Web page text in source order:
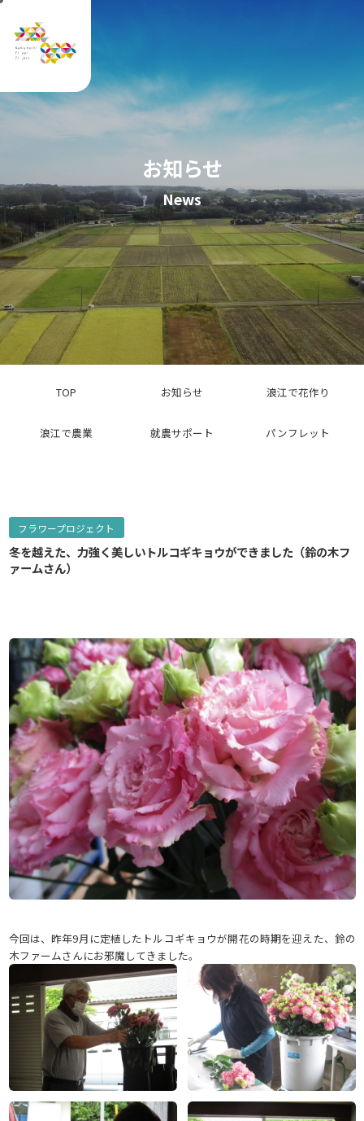
お知らせ
News
TOP お知らせ 浪江で花作り
浪江で農業 就農サポート パンフレット
フラワープロジェクト
冬を越えた、力強く美しいトルコギキョウができました（鈴の木フ
ァームさん）
今回は、昨年9月に定植したトルコギキョウが開花の時期を迎えた、鈴の
木ファームさんにお邪魔してきました。